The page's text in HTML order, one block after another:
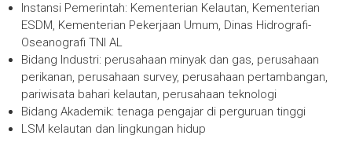
Instansi Pemerintah: Kementerian Kelautan, Kementerian
ESDM, Kementerian Pekerjaan Umum, Dinas Hidrografi-
Oseanografi TNI AL
Bidang Industri: perusahaan minyak dan gas, perusahaan
perikanan, perusahaan survey, perusahaan pertambangan,
pariwisata bahari kelautan, perusahaan teknologi
Bidang Akademik: tenaga pengajar di perguruan tinggi
LSM kelautan dan lingkungan hidup